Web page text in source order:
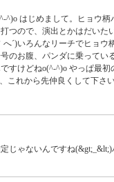
^)o はじめまして。ヒョウ柄
つので、演出とかはだいた
´)いろんなリーチでヒョウ
のお腹、パンダに乗って
すけどねo(^-^)o やっぱ最
これから先仲良くして下さ
じゃないんですね